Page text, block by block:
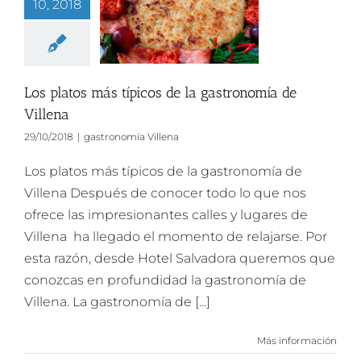
10, 2018
Los platos más típicos de la gastronomía de
Villena
29/10/2018 | gastronomía Villena
Los platos más típicos de la gastronomía de
Villena Después de conocer todo lo que nos
ofrece las impresionantes calles y lugares de
Villena ha llegado el momento de relajarse. Por
esta razón, desde Hotel Salvadora queremos que
conozcas en profundidad la gastronomía de
Villena. La gastronomía de [...]
Más información